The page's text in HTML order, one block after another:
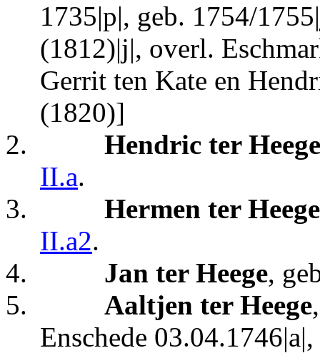
1735|p|, geb. 1754/
(1812)|j|, overl.
Gerrit ten Kate en
(1820)]
2.
Hendric ter Heege
II.a.
3.
Hermen ter Heege
II.a2.
4.
Jan ter Heege,
5.
Aaltjen ter Heege
Enschede